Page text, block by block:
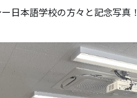
日本語学校の方々と記念写真！